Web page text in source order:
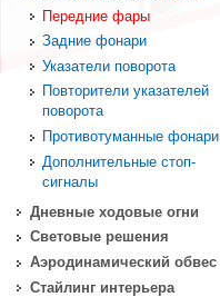
Передние фары
Задние фонари
Указатели поворота
Повторители указателей
поворота
Противотуманные фонари
Дополнительные стоп-
сигналы
Дневные ходовые огни
Световые решения
Аэродинамический обвес
Стайлинг интерьера